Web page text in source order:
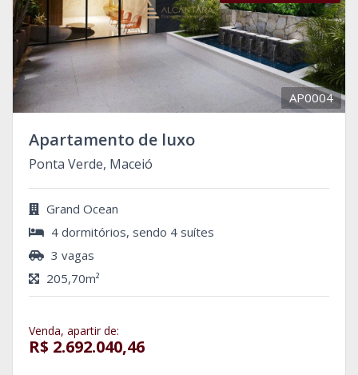
AP0004
Apartamento de luxo
Ponta Verde, Maceió
Grand Ocean
4 dormitórios, sendo 4 suítes
3 vagas
205,70m²
Venda, apartir de:
R$ 2.692.040,46